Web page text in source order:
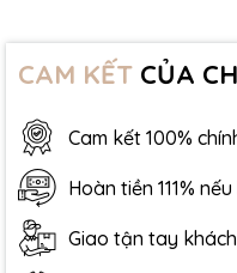
CAM KẾT CỦA
Cam kết 100%
Hoàn tiền 111%
Giao tận tay